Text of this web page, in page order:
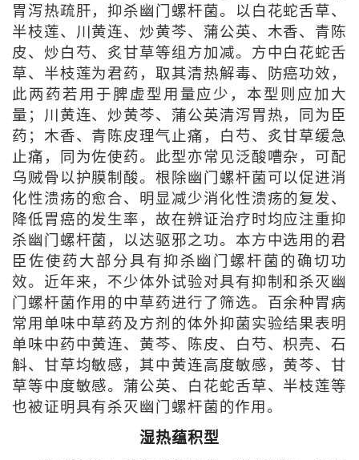
胃泻热疏肝，抑杀幽门螺杆菌。以白花蛇舌草、
半枝莲、川黄连、炒黄芩、蒲公英、木香、青陈
皮、炒白芍、炙甘草等组方加减。方中白花蛇舌
草、半枝莲为君药，取其清热解毒、防癌功效，
此两药若用于脾虚型用量应少，本型则应加大
量；川黄连、炒黄芩、蒲公英清泻胃热，同为臣
药；木香、青陈皮理气止痛，白芍、炙甘草缓急
止痛，同为佐使药。此型亦常见泛酸嘈杂，可配
乌贼骨以护膜制酸。根除幽门螺杆菌可以促进消
化性溃疡的愈合、明显减少消化性溃疡的复发、
降低胃癌的发生率，故在辨证治疗时均应注重抑
杀幽门螺杆菌，以达驱邪之功。本方中选用的君
臣佐使药大部分具有抑杀幽门螺杆菌的确切功
效。近年来，不少体外试验对具有抑制和杀灭幽
门螺杆菌作用的中草药进行了筛选。百余种胃病
常用单味中草药及方剂的体外抑菌实验结果表明
单味中药中黄连、黄芩、陈皮、白芍、枳壳、石
斛、甘草均敏感，其中黄连高度敏感，黄芩、甘
草等中度敏感。蒲公英、白花蛇舌草、半枝莲等
也被证明具有杀灭幽门螺杆菌的作用。
湿热蕴积型